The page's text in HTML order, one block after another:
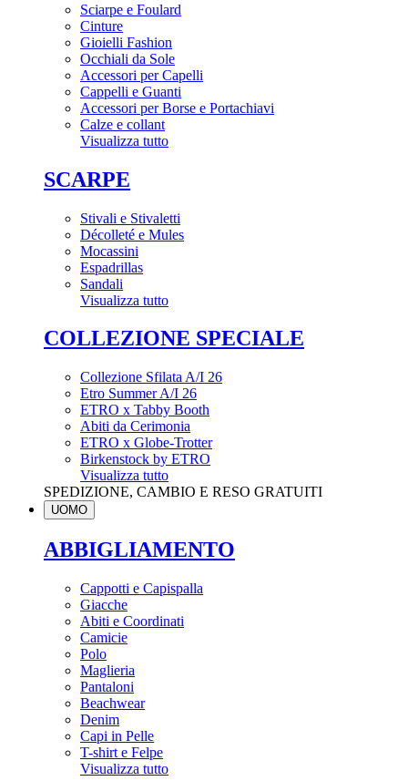
Sciarpe e Foulard
Cinture
Gioielli Fashion
Occhiali da Sole
Accessori per Capelli
Cappelli e Guanti
Accessori per Borse e Portachiavi
Calze e collant
Visualizza tutto
SCARPE
Stivali e Stivaletti
Décolleté e Mules
Mocassini
Espadrillas
Sandali
Visualizza tutto
COLLEZIONE SPECIALE
Collezione Sfilata A/I 26
Etro Summer A/I 26
ETRO x Tabby Booth
Abiti da Cerimonia
ETRO x Globe-Trotter
Birkenstock by ETRO
Visualizza tutto
SPEDIZIONE, CAMBIO E RESO GRATUITI
UOMO
ABBIGLIAMENTO
Cappotti e Capispalla
Giacche
Abiti e Coordinati
Camicie
Polo
Maglieria
Pantaloni
Beachwear
Denim
Capi in Pelle
T-shirt e Felpe
Visualizza tutto